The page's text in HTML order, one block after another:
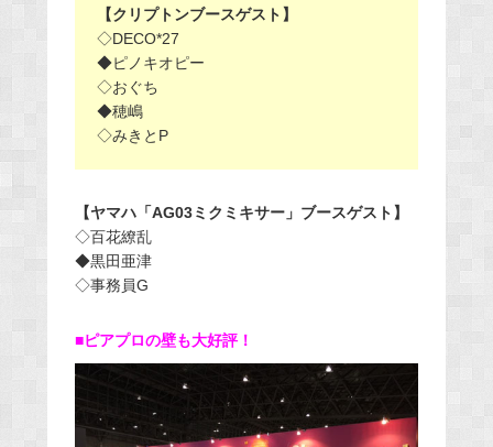
【クリプトンブースゲスト】
◇DECO*27
◆ピノキオピー
◇おぐち
◆穂嶋
◇みきとP
【ヤマハ「AG03ミクミキサー」ブースゲスト】
◇百花繚乱
◆黒田亜津
◇事務員G
■ピアプロの壁も大好評！